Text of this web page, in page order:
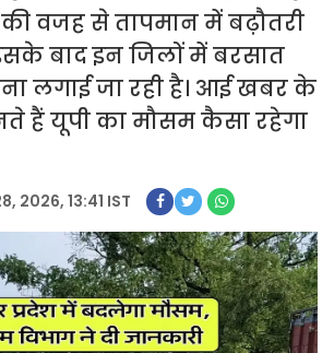
की वजह से तापमान में बढ़ौतरी
बाद इन जिलों में बरसात
लगाई जा रही है। आई खबर के
हैं यूपी का मौसम कैसा रहेगा
2026, 13:41 IST